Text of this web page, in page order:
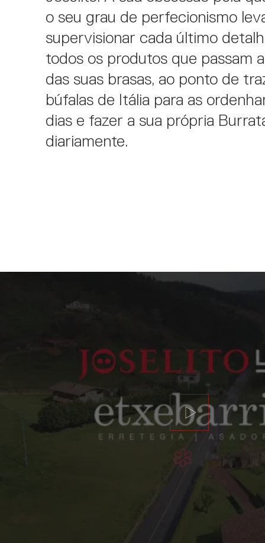
o seu grau de perfecionismo
supervisionar cada último
todos os produtos que passam
das suas brasas, ao ponto de
búfalas de Itália para as
dias e fazer a sua própria
diariamente.